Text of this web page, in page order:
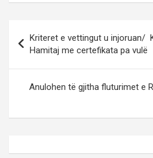
s
a
Kriteret e vettingut u injoruan/
Hamitaj me certefikata pa vulë
Anulohen të gjitha fluturimet e